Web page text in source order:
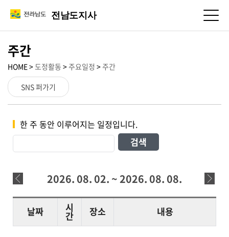
전남도지사
주간
HOME >도정활동 >주요일정 >주간
SNS 퍼가기
한 주 동안 이루어지는 일정입니다.
2026. 08. 02. ~ 2026. 08. 08.
날짜 시
간 장소 내용